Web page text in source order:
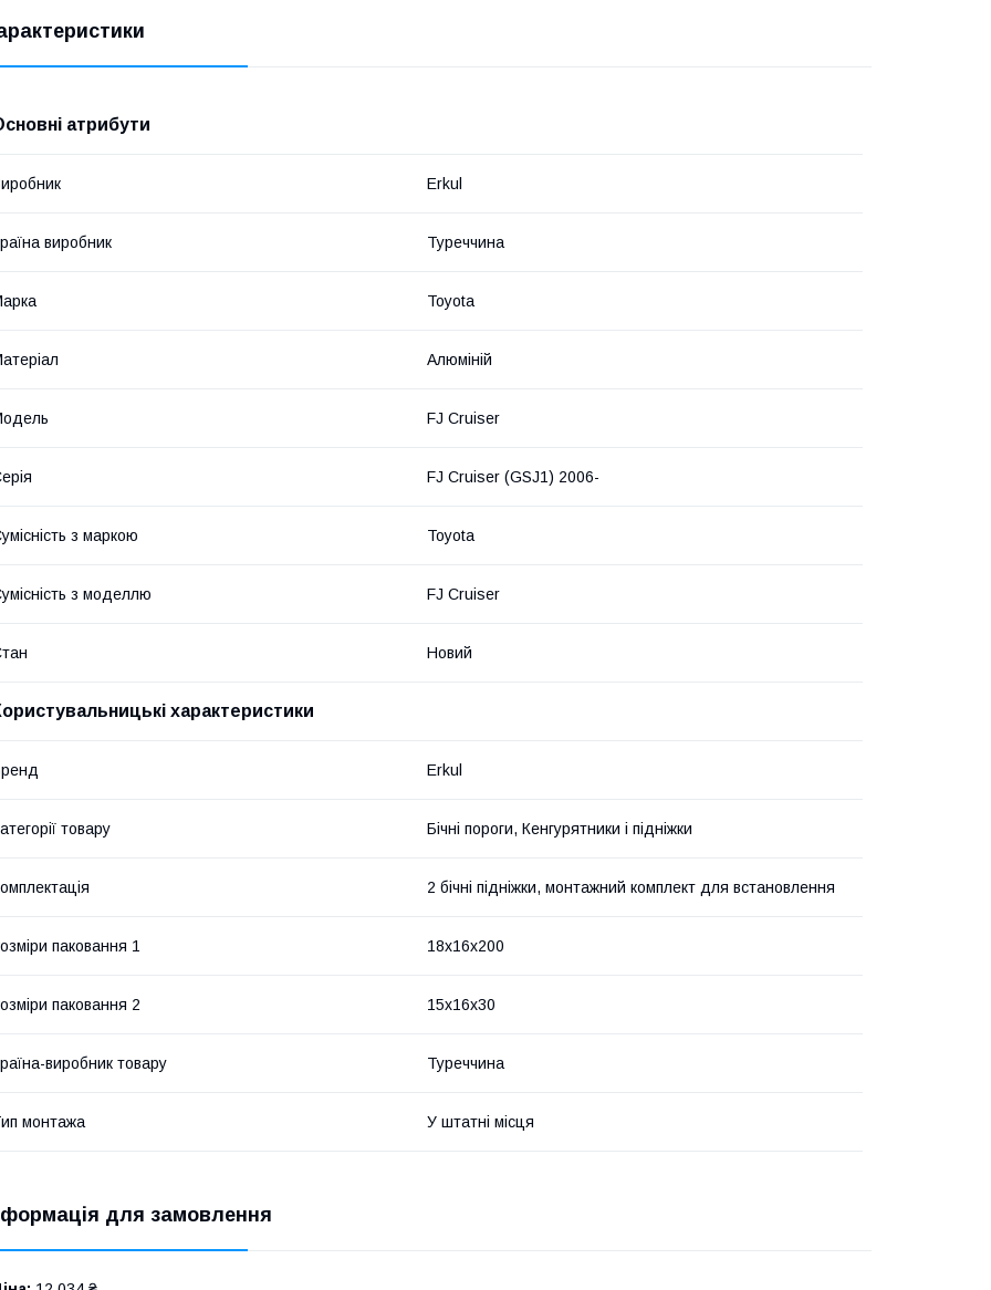
атрибути
Erkul
виробник Туреччина
Toyota
Алюміній
FJ Cruiser
FJ Cruiser (GSJ1) 2006-
з маркою Toyota
з моделлю FJ Cruiser
Новий
характеристики
Erkul
товару Бічні пороги, Кенгурятники і підніжки
2 бічні підніжки, монтажний комплект для встановлення
паковання 1 18x16x200
паковання 2 15x16x30
виробник товару Туреччина
монтажа У штатні місця
для замовлення